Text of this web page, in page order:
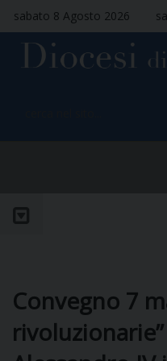
sabato 8 Agosto 2026
Convegno 7